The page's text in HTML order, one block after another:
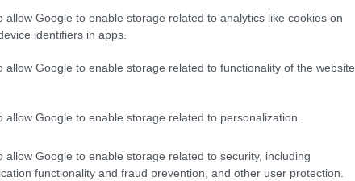
allow Google to enable storage related to analytics like cookies on
identifiers in apps.
allow Google to enable storage related to functionality of the website
allow Google to enable storage related to personalization.
allow Google to enable storage related to security, including
functionality and fraud prevention, and other user protection.
È un ritorno a casa, dove ogni angolo è
ha esplorato questo fenomeno,
nuovamente i loro film o serie TV